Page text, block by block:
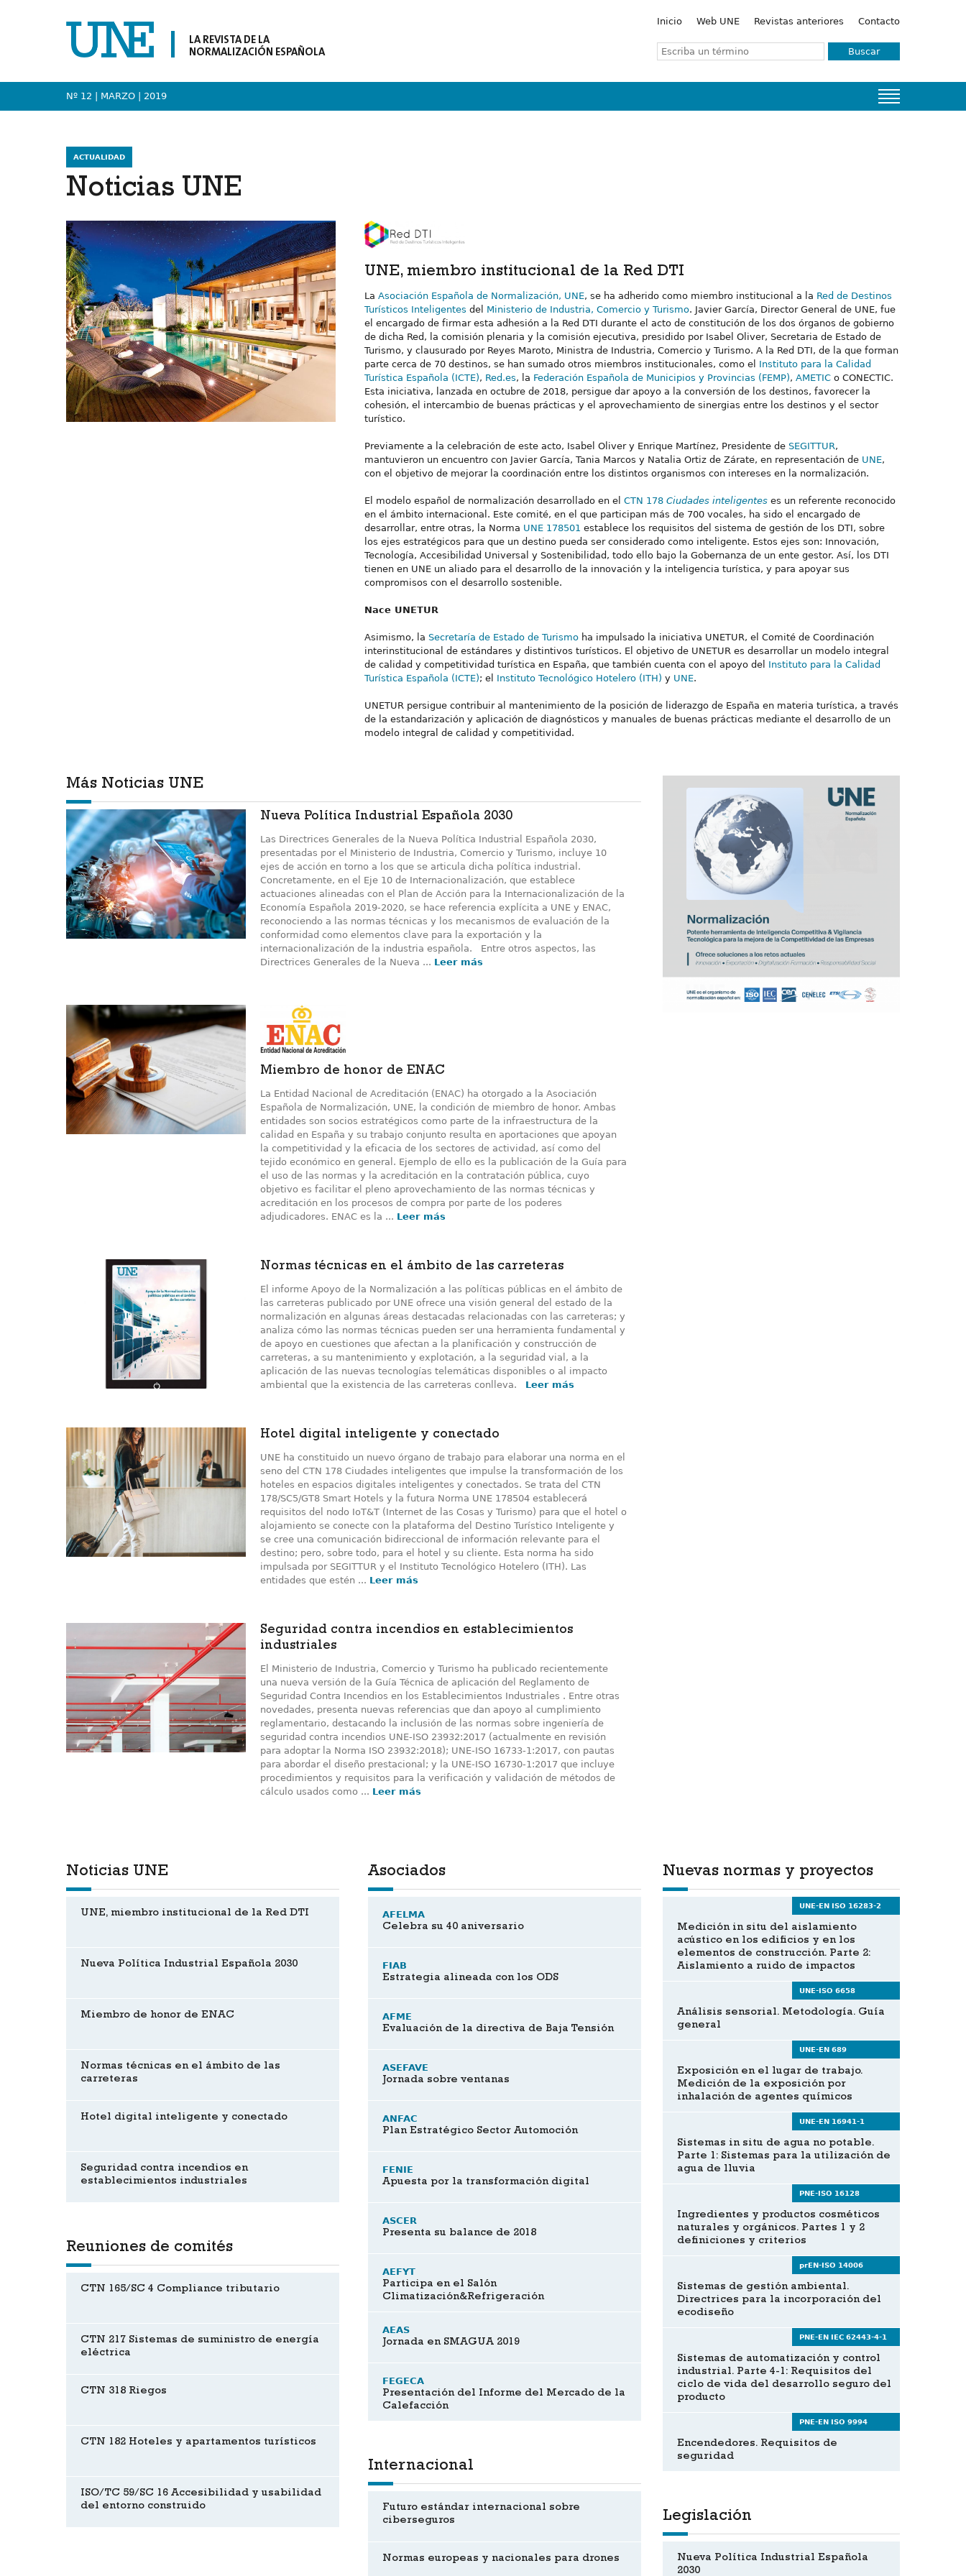
LA REVISTA DE LA
NORMALIZACIÓN ESPAÑOLA
Inicio Web UNE Revistas anteriores Contacto
Buscar
Nº 12 | MARZO | 2019
ACTUALIDAD
Noticias UNE
UNE, miembro institucional de la Red DTI
La Asociación Española de Normalización, UNE, se ha adherido como miembro institucional a la Red de Destinos
Turísticos Inteligentes del Ministerio de Industria, Comercio y Turismo. Javier García, Director General de UNE, fue
el encargado de firmar esta adhesión a la Red DTI durante el acto de constitución de los dos órganos de gobierno
de dicha Red, la comisión plenaria y la comisión ejecutiva, presidido por Isabel Oliver, Secretaria de Estado de
Turismo, y clausurado por Reyes Maroto, Ministra de Industria, Comercio y Turismo. A la Red DTI, de la que forman
parte cerca de 70 destinos, se han sumado otros miembros institucionales, como el Instituto para la Calidad
Turística Española (ICTE), Red.es, la Federación Española de Municipios y Provincias (FEMP), AMETIC o CONECTIC.
Esta iniciativa, lanzada en octubre de 2018, persigue dar apoyo a la conversión de los destinos, favorecer la
cohesión, el intercambio de buenas prácticas y el aprovechamiento de sinergias entre los destinos y el sector
turístico.
Previamente a la celebración de este acto, Isabel Oliver y Enrique Martínez, Presidente de SEGITTUR,
mantuvieron un encuentro con Javier García, Tania Marcos y Natalia Ortiz de Zárate, en representación de UNE,
con el objetivo de mejorar la coordinación entre los distintos organismos con intereses en la normalización.
El modelo español de normalización desarrollado en el CTN 178 Ciudades inteligentes es un referente reconocido
en el ámbito internacional. Este comité, en el que participan más de 700 vocales, ha sido el encargado de
desarrollar, entre otras, la Norma UNE 178501 establece los requisitos del sistema de gestión de los DTI, sobre
los ejes estratégicos para que un destino pueda ser considerado como inteligente. Estos ejes son: Innovación,
Tecnología, Accesibilidad Universal y Sostenibilidad, todo ello bajo la Gobernanza de un ente gestor. Así, los DTI
tienen en UNE un aliado para el desarrollo de la innovación y la inteligencia turística, y para apoyar sus
compromisos con el desarrollo sostenible.
Nace UNETUR
Asimismo, la Secretaría de Estado de Turismo ha impulsado la iniciativa UNETUR, el Comité de Coordinación
interinstitucional de estándares y distintivos turísticos. El objetivo de UNETUR es desarrollar un modelo integral
de calidad y competitividad turística en España, que también cuenta con el apoyo del Instituto para la Calidad
Turística Española (ICTE); el Instituto Tecnológico Hotelero (ITH) y UNE.
UNETUR persigue contribuir al mantenimiento de la posición de liderazgo de España en materia turística, a través
de la estandarización y aplicación de diagnósticos y manuales de buenas prácticas mediante el desarrollo de un
modelo integral de calidad y competitividad.
Más Noticias UNE
Nueva Política Industrial Española 2030
Las Directrices Generales de la Nueva Política Industrial Española 2030,
presentadas por el Ministerio de Industria, Comercio y Turismo, incluye 10
ejes de acción en torno a los que se articula dicha política industrial.
Concretamente, en el Eje 10 de Internacionalización, que establece
actuaciones alineadas con el Plan de Acción para la Internacionalización de la
Economía Española 2019-2020, se hace referencia explícita a UNE y ENAC,
reconociendo a las normas técnicas y los mecanismos de evaluación de la
conformidad como elementos clave para la exportación y la
internacionalización de la industria española. Entre otros aspectos, las
Directrices Generales de la Nueva ... Leer más
Miembro de honor de ENAC
La Entidad Nacional de Acreditación (ENAC) ha otorgado a la Asociación
Española de Normalización, UNE, la condición de miembro de honor. Ambas
entidades son socios estratégicos como parte de la infraestructura de la
calidad en España y su trabajo conjunto resulta en aportaciones que apoyan
la competitividad y la eficacia de los sectores de actividad, así como del
tejido económico en general. Ejemplo de ello es la publicación de la Guía para
el uso de las normas y la acreditación en la contratación pública, cuyo
objetivo es facilitar el pleno aprovechamiento de las normas técnicas y
acreditación en los procesos de compra por parte de los poderes
adjudicadores. ENAC es la ... Leer más
Normas técnicas en el ámbito de las carreteras
El informe Apoyo de la Normalización a las políticas públicas en el ámbito de
las carreteras publicado por UNE ofrece una visión general del estado de la
normalización en algunas áreas destacadas relacionadas con las carreteras; y
analiza cómo las normas técnicas pueden ser una herramienta fundamental y
de apoyo en cuestiones que afectan a la planificación y construcción de
carreteras, a su mantenimiento y explotación, a la seguridad vial, a la
aplicación de las nuevas tecnologías telemáticas disponibles o al impacto
ambiental que la existencia de las carreteras conlleva. Leer más
Hotel digital inteligente y conectado
UNE ha constituido un nuevo órgano de trabajo para elaborar una norma en el
seno del CTN 178 Ciudades inteligentes que impulse la transformación de los
hoteles en espacios digitales inteligentes y conectados. Se trata del CTN
178/SC5/GT8 Smart Hotels y la futura Norma UNE 178504 establecerá
requisitos del nodo IoT&T (Internet de las Cosas y Turismo) para que el hotel o
alojamiento se conecte con la plataforma del Destino Turístico Inteligente y
se cree una comunicación bidireccional de información relevante para el
destino; pero, sobre todo, para el hotel y su cliente. Esta norma ha sido
impulsada por SEGITTUR y el Instituto Tecnológico Hotelero (ITH). Las
entidades que estén ... Leer más
Seguridad contra incendios en establecimientos
industriales
El Ministerio de Industria, Comercio y Turismo ha publicado recientemente
una nueva versión de la Guía Técnica de aplicación del Reglamento de
Seguridad Contra Incendios en los Establecimientos Industriales . Entre otras
novedades, presenta nuevas referencias que dan apoyo al cumplimiento
reglamentario, destacando la inclusión de las normas sobre ingeniería de
seguridad contra incendios UNE-ISO 23932:2017 (actualmente en revisión
para adoptar la Norma ISO 23932:2018); UNE-ISO 16733-1:2017, con pautas
para abordar el diseño prestacional; y la UNE-ISO 16730-1:2017 que incluye
procedimientos y requisitos para la verificación y validación de métodos de
cálculo usados como ... Leer más
Nuevas normas y proyectos
UNE-EN ISO 16283-2
Medición in situ del aislamiento
acústico en los edificios y en los
elementos de construcción. Parte 2:
Aislamiento a ruido de impactos
UNE-ISO 6658
Análisis sensorial. Metodología. Guía
general
UNE-EN 689
Exposición en el lugar de trabajo.
Medición de la exposición por
inhalación de agentes químicos
UNE-EN 16941-1
Sistemas in situ de agua no potable.
Parte 1: Sistemas para la utilización de
agua de lluvia
PNE-ISO 16128
Ingredientes y productos cosméticos
naturales y orgánicos. Partes 1 y 2
definiciones y criterios
prEN-ISO 14006
Sistemas de gestión ambiental.
Directrices para la incorporación del
ecodiseño
PNE-EN IEC 62443-4-1
Sistemas de automatización y control
industrial. Parte 4-1: Requisitos del
ciclo de vida del desarrollo seguro del
producto
PNE-EN ISO 9994
Encendedores. Requisitos de
seguridad
Legislación
Nueva Política Industrial Española
2030
Noticias UNE
UNE, miembro institucional de la Red DTI
Nueva Política Industrial Española 2030
Miembro de honor de ENAC
Normas técnicas en el ámbito de las
carreteras
Hotel digital inteligente y conectado
Seguridad contra incendios en
establecimientos industriales
Reuniones de comités
CTN 165/SC 4 Compliance tributario
CTN 217 Sistemas de suministro de energía
eléctrica
CTN 318 Riegos
CTN 182 Hoteles y apartamentos turísticos
ISO/TC 59/SC 16 Accesibilidad y usabilidad
del entorno construido
Asociados
AFELMA
Celebra su 40 aniversario
FIAB
Estrategia alineada con los ODS
AFME
Evaluación de la directiva de Baja Tensión
ASEFAVE
Jornada sobre ventanas
ANFAC
Plan Estratégico Sector Automoción
FENIE
Apuesta por la transformación digital
ASCER
Presenta su balance de 2018
AEFYT
Participa en el Salón
Climatización&Refrigeración
AEAS
Jornada en SMAGUA 2019
FEGECA
Presentación del Informe del Mercado de la
Calefacción
Internacional
Futuro estándar internacional sobre
ciberseguros
Normas europeas y nacionales para drones